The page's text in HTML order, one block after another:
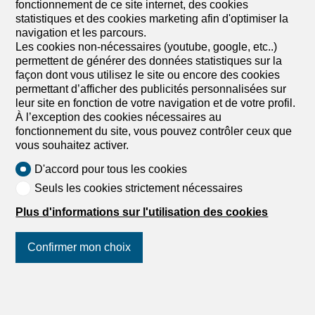
Possibilité de construire une maison individuelle à
Vandoeuvres
Possibilité de faire un projet neuf d'une maison
individuelle de luxe, clés en main. Pour plus d'information
veuillez contacter Sidney au 079 874 01 10.
fonctionnement de ce site internet, des cookies
statistiques et des cookies marketing afin d'optimiser la
navigation et les parcours.
Les cookies non-nécessaires (youtube, google, etc..)
permettent de générer des données statistiques sur la
façon dont vous utilisez le site ou encore des cookies
permettant d’afficher des publicités personnalisées sur
leur site en fonction de votre navigation et de votre profil.
À l’exception des cookies nécessaires au
fonctionnement du site, vous pouvez contrôler ceux que
vous souhaitez activer.
D'accord pour tous les cookies
Seuls les cookies strictement nécessaires
Plus d'informations sur l'utilisation des cookies
Confirmer mon choix